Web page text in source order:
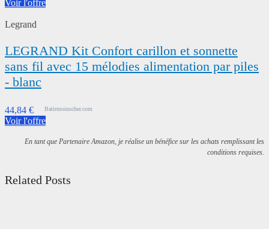
Voir l'offre
Legrand
LEGRAND Kit Confort carillon et sonnette
sans fil avec 15 mélodies alimentation par piles
- blanc
44,84 € Batirmoinscher.com
Voir l'offre
En tant que Partenaire Amazon, je réalise un bénéfice sur les achats remplissant les
conditions requises.
Related Posts